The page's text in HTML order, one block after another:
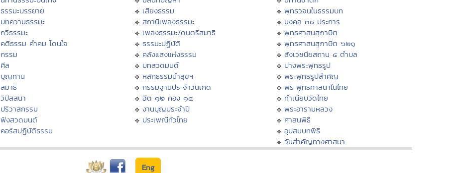
ธรรมะบรรยาย
บทความธรรมะ
กวีธรรมะ
คติธรรม คำคม โดนใจ
กรรม
ศีล
บุญทาน
สมาธิ
วิปัสสนา
ปริวาสกรรม
ฟังสวดมนต์
คอร์สปฏิบัติธรรม
เสียงธรรม
สถานีเพลงธรรมะ
เพลงธรรมะ/ดนตรีสมาธิ
ธรรมะปฏิบัติ
คลังแสงแห่งธรรม
บทสวดมนต์
หลักธรรมนำสุขฯ
กรรมฐานประจำวันเกิด
ฮีต ๑๒ คอง ๑๔
งานบุญประจำปี
ประเพณีทั่วไทย
พุทธวจนในธรรมบท
มงคล ๓๘ ประการ
พุทธศาสนสุภาษิต
พุทธศาสนสุภาษิต ๖๒๑
สังเวชนียสถาน ๔ ตำบล
ปางพระพุทธรูป
พระพุทธรูปสำคัญ
พระพุทธศาสนาในไทย
ทำเนียบวัดไทย
พระอารามหลวง
ศาสนพิธี
อุปสมบทพิธี
วันสำคัญทางศาสนา
Eng